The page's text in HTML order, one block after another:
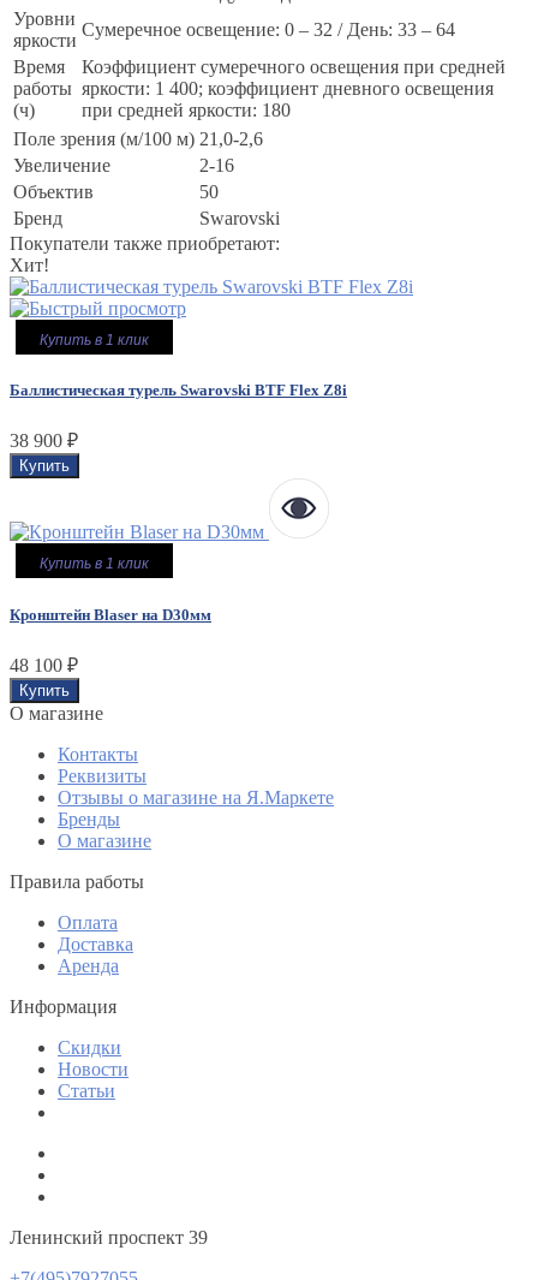
Уровни
яркости
Сумеречное освещение: 0 – 32 / День: 33 – 64
Время
работы
(ч)
Коэффициент сумеречного освещения при средней
яркости: 1 400; коэффициент дневного освещения
при средней яркости: 180
Поле зрения (м/100 м) 21,0-2,6
Увеличение
2-16
Объектив
50
Бренд
Swarovski
Покупатели также приобретают:
Хит!
Купить в 1 клик
Баллистическая турель Swarovski BTF Flex Z8i
38 900 ₽
Купить в 1 клик
Кронштейн Blaser на D30мм
48 100 ₽
O магазине
Контакты
Реквизиты
Отзывы о магазине на Я.Маркете
Бренды
О магазине
Правила работы
Оплата
Доставка
Аренда
Информация
Скидки
Новости
Статьи
Ленинский проспект 39